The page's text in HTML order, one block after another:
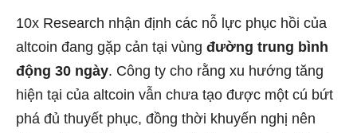
10x Research nhận định các nỗ lực phục hồi của
altcoin đang gặp cản tại vùng đường trung bình
động 30 ngày. Công ty cho rằng xu hướng tăng
hiện tại của altcoin vẫn chưa tạo được một cú bứt
phá đủ thuyết phục, đồng thời khuyến nghị nên